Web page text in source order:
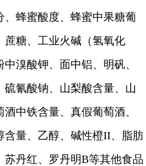
蜂蜜酸度、蜂蜜中果糖葡
蔗糖、工业火碱（氢氧化
溴酸钾、面中铝、明矾、
氰酸钠、山梨酸含量、山
中铁含量、真假葡萄酒、
含量、乙醇、碱性橙II、脂肪
丹红、罗丹明B等其他食品